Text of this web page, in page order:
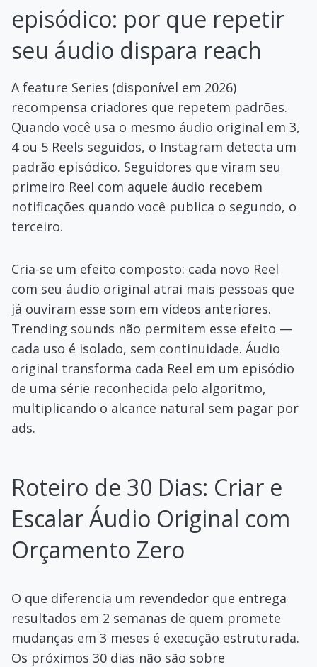
episódico: por que repetir
seu áudio dispara reach
A feature Series (disponível em 2026)
recompensa criadores que repetem padrões.
Quando você usa o mesmo áudio original em 3,
4 ou 5 Reels seguidos, o Instagram detecta um
padrão episódico. Seguidores que viram seu
primeiro Reel com aquele áudio recebem
notificações quando você publica o segundo, o
terceiro.
Cria-se um efeito composto: cada novo Reel
com seu áudio original atrai mais pessoas que
já ouviram esse som em vídeos anteriores.
Trending sounds não permitem esse efeito —
cada uso é isolado, sem continuidade. Áudio
original transforma cada Reel em um episódio
de uma série reconhecida pelo algoritmo,
multiplicando o alcance natural sem pagar por
ads.
Roteiro de 30 Dias: Criar e
Escalar Áudio Original com
Orçamento Zero
O que diferencia um revendedor que entrega
resultados em 2 semanas de quem promete
mudanças em 3 meses é execução estruturada.
Os próximos 30 dias não são sobre